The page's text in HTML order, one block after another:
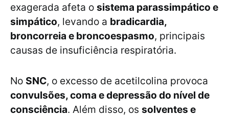
exagerada afeta o sistema parassimpático e
simpático, levando a bradicardia,
broncorreia e broncoespasmo, principais
causas de insuficiência respiratória.
No SNC, o excesso de acetilcolina provoca
convulsões, coma e depressão do nível de
consciência. Além disso, os solventes e